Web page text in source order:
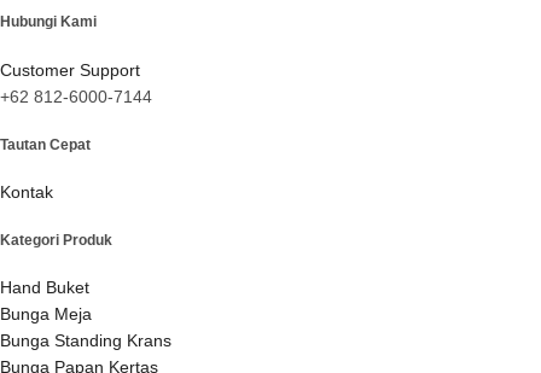
Hubungi Kami
Customer Support
+62 812-6000-7144
Tautan Cepat
Kontak
Kategori Produk
Hand Buket
Bunga Meja
Bunga Standing Krans
Bunga Papan Kertas